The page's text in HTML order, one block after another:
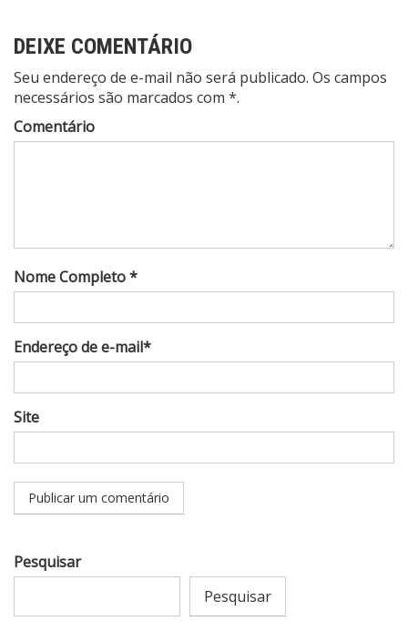
DEIXE COMENTÁRIO
Seu endereço de e-mail não será publicado. Os campos
necessários são marcados com *.
Comentário
Nome Completo *
Endereço de e-mail*
Site
Pesquisar
Pesquisar